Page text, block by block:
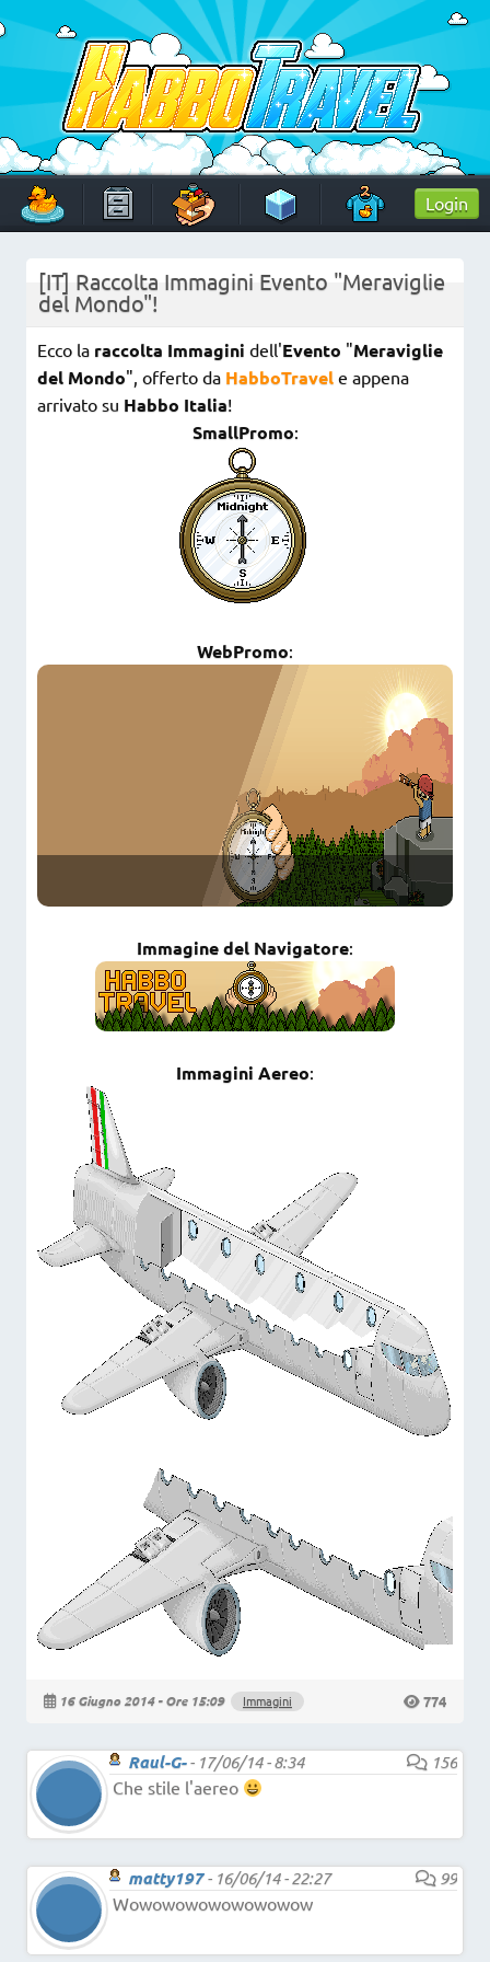
to
content
HabboTravel
Un viaggio di pixel!
Login
[IT] Raccolta Immagini Evento "Meraviglie
del Mondo"!
Ecco la raccolta Immagini dell'Evento "Meraviglie
del Mondo", offerto da HabboTravel e appena
arrivato su Habbo Italia!
SmallPromo:
WebPromo:
Immagine del Navigatore:
Immagini Aereo:
16 Giugno 2014 - Ore 15:09 Immagini 774
Raul-G-- 17/06/14 - 8:34
156
Che stile l'aereo
matty197- 16/06/14 - 22:27
99
Wowowowowowowowow